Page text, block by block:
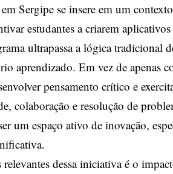
Sergipe se insere em um
estudantes a criarem
ultrapassa a lógica tradicional
aprendizado. Em vez de apenas
pensamento crítico e
colaboração e resolução de
um espaço ativo de inovação,
relevantes dessa iniciativa é o